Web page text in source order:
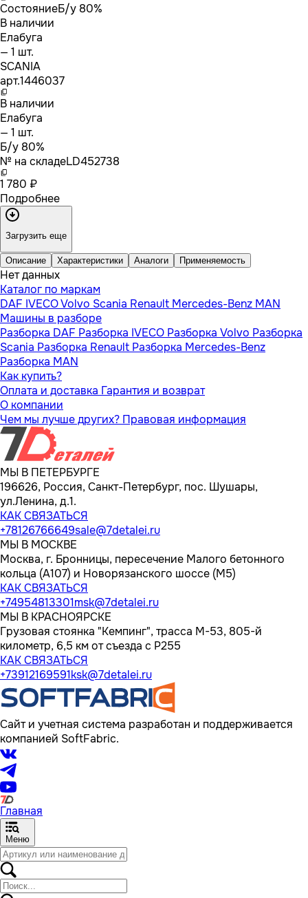
СостояниеБ/у 80%
В наличии
Елабуга
— 1 шт.
SCANIA
арт.1446037
В наличии
Елабуга
— 1 шт.
Б/у 80%
№ на складеLD452738
1 780 ₽
Подробнее
Загрузить еще
Описание Характеристики Аналоги Применяемость
Нет данных
Каталог по маркам
DAF IVECOVolvo Scania Renault Mercedes-Benz MAN
Машины в разборе
Разборка DAF Разборка IVECO Разборка Volvo Разборка
Scania Разборка Renault Разборка Mercedes-Benz
Разборка MAN
Как купить?
Оплата и доставка Гарантия и возврат
О компании
Чем мы лучше других? Правовая информация
МЫ В ПЕТЕРБУРГЕ
196626, Россия, Санкт-Петербург, пос. Шушары,
ул.Ленина, д.1.
КАК СВЯЗАТЬСЯ
+78126766649sale@7detalei.ru
МЫ В МОСКВЕ
Москва, г. Бронницы, пересечение Малого бетонного
кольца (А107) и Новорязанского шоссе (М5)
КАК СВЯЗАТЬСЯ
+74954813301msk@7detalei.ru
МЫ В КРАСНОЯРСКЕ
Грузовая стоянка "Кемпинг", трасса M-53, 805-й
километр, 6,5 км от съезда с Р255
КАК СВЯЗАТЬСЯ
+73912169591ksk@7detalei.ru
Сайт и учетная система разработан и поддерживается
компанией SoftFabric.
Главная
Меню